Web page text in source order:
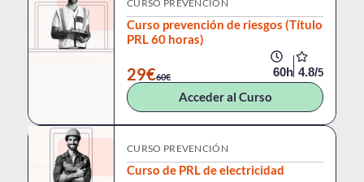
CURSO PREVENCIÓN
Curso prevención de riesgos (Título
PRL 60 horas)
29€60€ 60h 4.8/5
Acceder al Curso
CURSO PREVENCIÓN
Curso de PRL de electricidad